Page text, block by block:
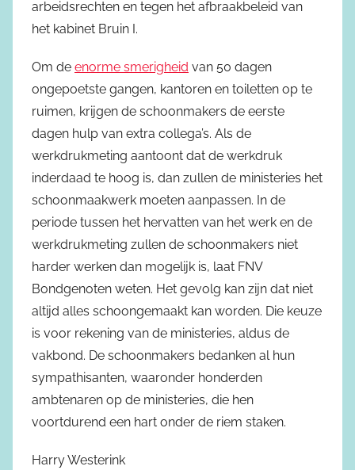
arbeidsrechten en tegen het afbraakbeleid van
het kabinet Bruin I.
Om de enorme smerigheid van 50 dagen
ongepoetste gangen, kantoren en toiletten op te
ruimen, krijgen de schoonmakers de eerste
dagen hulp van extra collega’s. Als de
werkdrukmeting aantoont dat de werkdruk
inderdaad te hoog is, dan zullen de ministeries het
schoonmaakwerk moeten aanpassen. In de
periode tussen het hervatten van het werk en de
werkdrukmeting zullen de schoonmakers niet
harder werken dan mogelijk is, laat FNV
Bondgenoten weten. Het gevolg kan zijn dat niet
altijd alles schoongemaakt kan worden. Die keuze
is voor rekening van de ministeries, aldus de
vakbond. De schoonmakers bedanken al hun
sympathisanten, waaronder honderden
ambtenaren op de ministeries, die hen
voortdurend een hart onder de riem staken.
Harry Westerink